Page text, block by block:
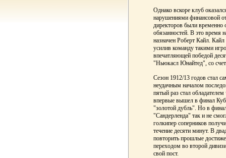
Однако вскоре клуб
нарушениями финансовой
директоров были временно
обязанностей. В это время
назначен Роберт Кайл. Кайл
усилив команду такими
впечатляющей победой
"Ньюкасл Юнайтед", со
Сезон 1912/13 годов стал
неудачным началом
пятый раз стал
впервые вышел в финал
"золотой дубль". Но в
"Сандерленда" так и не
голкипер соперников
течение десяти минут. В
повторить прошлые
переходом во второй
свой пост.